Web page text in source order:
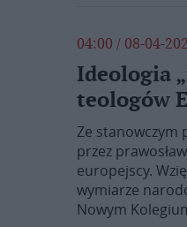
04:00 / 08-04-
Ideologia
teologów
Ze stanowczym
przez
europejscy.
wymiarze
Nowym